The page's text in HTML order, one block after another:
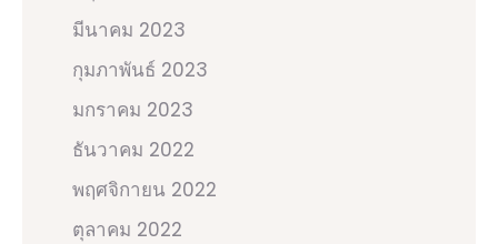
มีนาคม 2023
กุมภาพันธ์ 2023
มกราคม 2023
ธันวาคม 2022
พฤศจิกายน 2022
ตุลาคม 2022